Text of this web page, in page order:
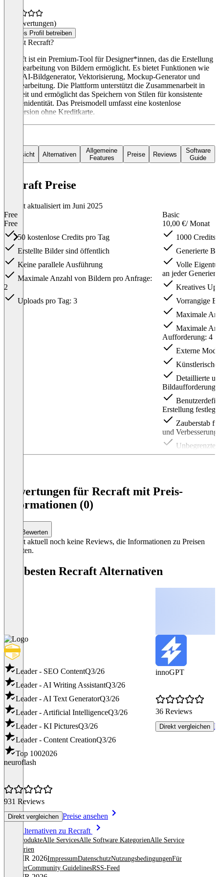
(0 Bewertungen)
Dieses Profil betreiben
Was ist Recraft?
Recraft ist ein Premium-Tool für Designer*innen, das die Erstellung
und Bearbeitung von Bildern ermöglicht. Es bietet Funktionen wie
einen AI-Bildgenerator, Vektorisierung, Mockup-Generator und
Bildbearbeitung. Die Plattform unterstützt die Zusammenarbeit in
Echtzeit und ermöglicht das Speichern von Stilen für konsistente
Markenidentität. Das Preismodell umfasst eine kostenlose
Testversion ohne Kreditkarte.
Übersicht Alternativen
Allgemeine
Features
Preise Reviews
Software
Guide
Recraft Preise
Zuletzt aktualisiert im Juni 2025
Free
Free
50 kostenlose Credits pro Tag
Erstellte Bilder sind öffentlich
Keine parallele Ausführung
Maximale Anzahl von Bildern pro Anfrage:
2
Uploads pro Tag: 3
Basic
10,00 €/ Monat
1000 Credits
Generierte
Volle
an jeder
Kreatives
Vorrangige
Maximale
Maximale
Aufforderung: 4
Externe
Detaillierte
Erstellung
Zauberstab
und
Bewertungen für Recraft mit Preis-
Informationen (0)
Bewerten
Es gibt aktuell noch keine Reviews, die Informationen zu Preisen
enthalten.
Die besten Recraft Alternativen
Leader - SEO ContentQ3/26
Leader - AI Writing AssistantQ3/26
Leader - AI Text GeneratorQ3/26
Leader - Artificial IntelligenceQ3/26
Leader - KI PicturesQ3/26
Leader - Content CreationQ3/26
Top 1002026
neuroflash
931 Reviews
Direkt vergleichen Preise ansehen
innoGPT
36 Reviews
Direkt vergleichen
Alle Alternativen zu Recraft
Alle ProdukteAlle ServicesAlle Software KategorienAlle Service
Kategorien
© OMR 2026ImpressumDatenschutzNutzungsbedingungenFür
AnbieterCommunity GuidelinesRSS-Feed